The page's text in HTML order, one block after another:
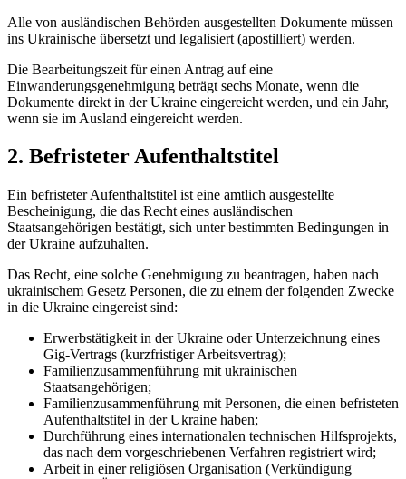
Alle von ausländischen Behörden ausgestellten Dokumente müssen
ins Ukrainische übersetzt und legalisiert (apostilliert) werden.
Die Bearbeitungszeit für einen Antrag auf eine
Einwanderungsgenehmigung beträgt sechs Monate, wenn die
Dokumente direkt in der Ukraine eingereicht werden, und ein Jahr,
wenn sie im Ausland eingereicht werden.
2. Befristeter Aufenthaltstitel
Ein befristeter Aufenthaltstitel ist eine amtlich ausgestellte
Bescheinigung, die das Recht eines ausländischen
Staatsangehörigen bestätigt, sich unter bestimmten Bedingungen in
der Ukraine aufzuhalten.
Das Recht, eine solche Genehmigung zu beantragen, haben nach
ukrainischem Gesetz Personen, die zu einem der folgenden Zwecke
in die Ukraine eingereist sind:
Erwerbstätigkeit in der Ukraine oder Unterzeichnung eines
Gig-Vertrags (kurzfristiger Arbeitsvertrag);
Familienzusammenführung mit ukrainischen
Staatsangehörigen;
Familienzusammenführung mit Personen, die einen befristeten
Aufenthaltstitel in der Ukraine haben;
Durchführung eines internationalen technischen Hilfsprojekts,
das nach dem vorgeschriebenen Verfahren registriert wird;
Arbeit in einer religiösen Organisation (Verkündigung